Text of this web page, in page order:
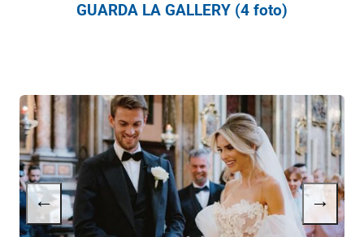
GUARDA LA GALLERY (4 foto)
← →